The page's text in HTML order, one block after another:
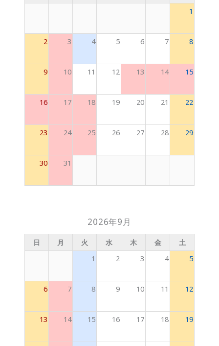
1
2 3 4 5 6 7 8
9 10 11 12 13 14 15
16 17 18 19 20 21 22
23 24 25 26 27 28 29
30 31
2026年9月
日 月 火 水 木 金 土
1 2 3 4 5
6 7 8 9 10 11 12
13 14 15 16 17 18 19